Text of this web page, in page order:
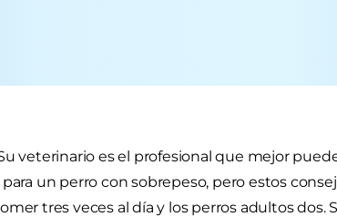
veterinario es el profesional que mejor
un perro con sobrepeso, pero estos
tres veces al día y los perros adultos dos.